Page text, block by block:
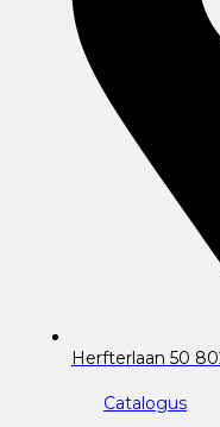
Herfterlaan 50
Catalogus